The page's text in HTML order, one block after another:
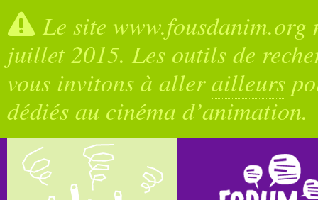
Le site
juillet 2015. Les outils de
vous invitons à allerailleurs
dédiés au cinéma d’animation.